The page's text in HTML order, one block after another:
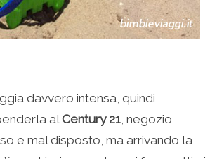
davvero intensa, quindi
alCentury 21, negozio
e mal disposto, ma arrivando la